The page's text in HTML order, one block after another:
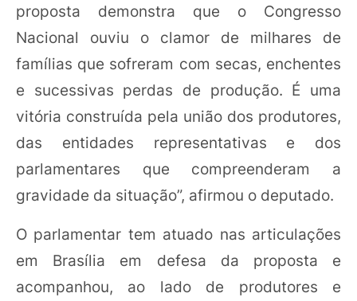
proposta demonstra que o Congresso
Nacional ouviu o clamor de milhares de
famílias que sofreram com secas, enchentes
e sucessivas perdas de produção. É uma
vitória construída pela união dos produtores,
das entidades representativas e dos
parlamentares que compreenderam a
gravidade da situação”, afirmou o deputado.
O parlamentar tem atuado nas articulações
em Brasília em defesa da proposta e
acompanhou, ao lado de produtores e